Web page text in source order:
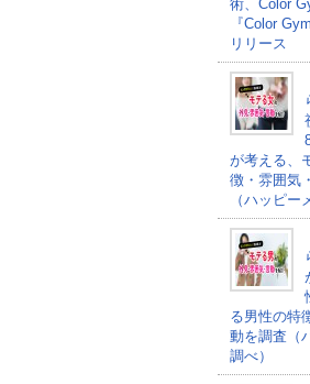
術、Color
『Color
リリース
が考える、
徴・雰囲気
（ハッピー
る男性の特
動を調査（
調べ）